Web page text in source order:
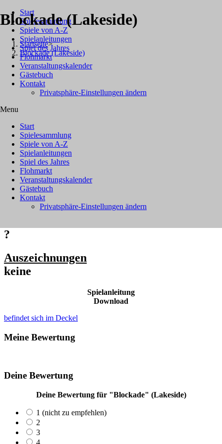
Zum Inhalt springen
Start
Spielesammlung
Spiele von A-Z
Spielanleitungen
Spiel des Jahres
Flohmarkt
Veranstaltungskalender
Gästebuch
Kontakt
Privatsphäre-Einstellungen ändern
Menu
Start
Spielesammlung
Spiele von A-Z
Spielanleitungen
Spiel des Jahres
Flohmarkt
Veranstaltungskalender
Gästebuch
Kontakt
Privatsphäre-Einstellungen ändern
Blockade (Lakeside)
Startseite>
Blockade (Lakeside)
Spieleranzahl
2 Spieler
AlterderSpieler
ab 8Jahren
Spieldauer
?? Minuten
Erscheinungsjahr
1979
Verlag
Arxon
?
Auszeichnungen
keine
Spielanleitung
Download
befindet sich im Deckel
Meine Bewertung
Deine Bewertung
Deine Bewertung für "Blockade" (Lakeside)
1 (nicht zu empfehlen)
2
3